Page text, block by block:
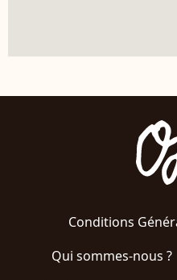
Conditions
Qui sommes-nous ?